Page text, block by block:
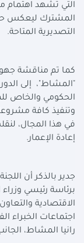
التي تشهد اهتمام
المشترك ليعكس
التصديرية المتاحة.
كما تم مناقشة
"المشاط"، إلى
الحكومي والخاص
وتنفيذ كافة
في هذا المجال،
إعادة الإعمار.
جدير بالذكر أن
برئاسة رئيسي وزراء
الاقتصادية
اجتماعات الخبراء
رانيا المشاط،